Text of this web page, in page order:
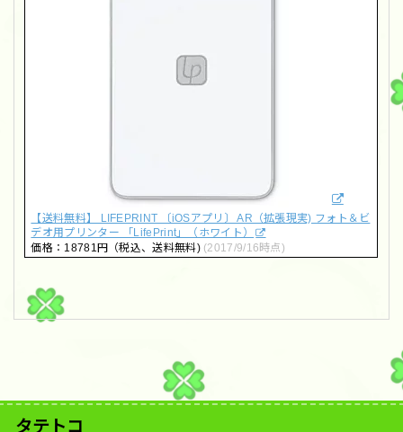
【送料無料】 LIFEPRINT 〔iOSアプリ〕 AR（拡張現実) フォト＆ビ
デオ用プリンター 「LifePrint」（ホワイト）
価格：18781円（税込、送料無料) (2017/9/16時点)
タテトコ